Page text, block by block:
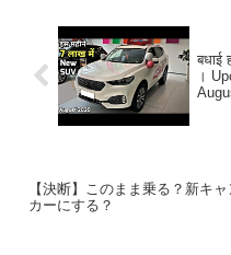
बधाई
।
【決断】このまま乗る？新キ
カーにする？